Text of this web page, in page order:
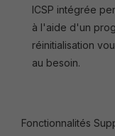
ICSP intégrée
à l'aide d'un
réinitialisation
au besoin.
Fonctionnalités